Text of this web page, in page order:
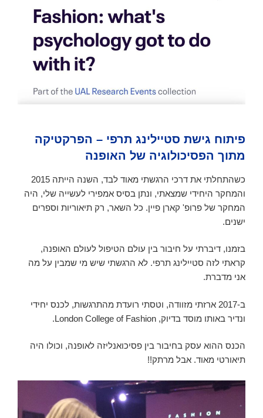
פיתוח גישת סטיילינג תרפי – הפרקטיקה
מתוך הפסיכולוגיה של האופנה
כשהתחלתי את דרכי הרגשתי מאוד לבד, השנה הייתה 2015
והמחקר היחידי שמצאתי, ונתן בסיס אמפירי לעשייה שלי, היה
המחקר של פרופ' קארן פיין. כל השאר, רק תיאוריות וספרים
ישנים.
בזמנו, דיברתי על חיבור בין עולם הטיפול לעולם האופנה,
קראתי לזה סטיילינג תרפי. לא הרגשתי שיש מי שמבין על מה
אני מדברת.
ב-2017 ארזתי מזוודה, וטסתי רועדת מהתרגשות, לכנס יחידי
ונדיר באותו מוסד בדיוק, London College of Fashion.
הכנס ההוא עסק בחיבור בין פסיכואנליזה לאופנה, וכולו היה
תיאורטי מאוד. אבל מרתק!!